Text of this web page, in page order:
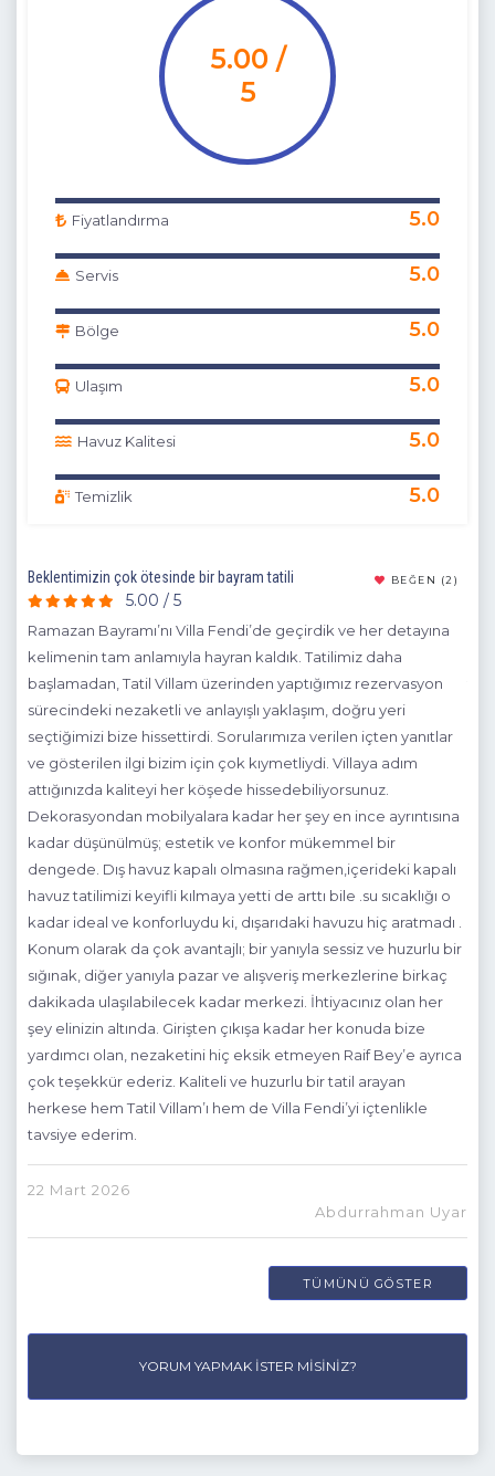
5.00 /
5
Fiyatlandırma 5.0
Servis 5.0
Bölge 5.0
Ulaşım 5.0
Havuz Kalitesi 5.0
Temizlik 5.0
Beklentimizin çok ötesinde bir bayram tatili BEĞEN (2)
5.00 / 5
Ramazan Bayramı’nı Villa Fendi’de geçirdik ve her detayına
kelimenin tam anlamıyla hayran kaldık. Tatilimiz daha
başlamadan, Tatil Villam üzerinden yaptığımız rezervasyon
sürecindeki nezaketli ve anlayışlı yaklaşım, doğru yeri
seçtiğimizi bize hissettirdi. Sorularımıza verilen içten yanıtlar
ve gösterilen ilgi bizim için çok kıymetliydi. Villaya adım
attığınızda kaliteyi her köşede hissedebiliyorsunuz.
Dekorasyondan mobilyalara kadar her şey en ince ayrıntısına
kadar düşünülmüş; estetik ve konfor mükemmel bir
dengede. Dış havuz kapalı olmasına rağmen,içerideki kapalı
havuz tatilimizi keyifli kılmaya yetti de arttı bile .su sıcaklığı o
kadar ideal ve konforluydu ki, dışarıdaki havuzu hiç aratmadı .
Konum olarak da çok avantajlı; bir yanıyla sessiz ve huzurlu bir
sığınak, diğer yanıyla pazar ve alışveriş merkezlerine birkaç
dakikada ulaşılabilecek kadar merkezi. İhtiyacınız olan her
şey elinizin altında. Girişten çıkışa kadar her konuda bize
yardımcı olan, nezaketini hiç eksik etmeyen Raif Bey’e ayrıca
çok teşekkür ederiz. Kaliteli ve huzurlu bir tatil arayan
herkese hem Tatil Villam’ı hem de Villa Fendi’yi içtenlikle
tavsiye ederim.
22 Mart 2026
Abdurrahman Uyar
TÜMÜNÜ GÖSTER
YORUM YAPMAK İSTER MISINIZ?